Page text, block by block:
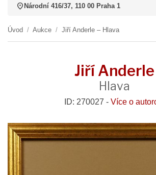
location_on Národní 416/37, 110 00 Praha 1
Úvod / Aukce / Jiří Anderle – Hlava
Jiří Anderle
Hlava
ID: 270027 - Více o